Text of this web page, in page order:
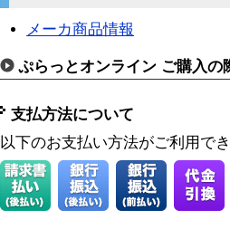
メーカ商品情報
ぷらっとオンライン ご購入の
支払方法について
以下のお支払い方法がご利用で